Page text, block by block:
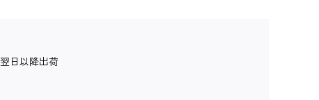
翌日以降出荷